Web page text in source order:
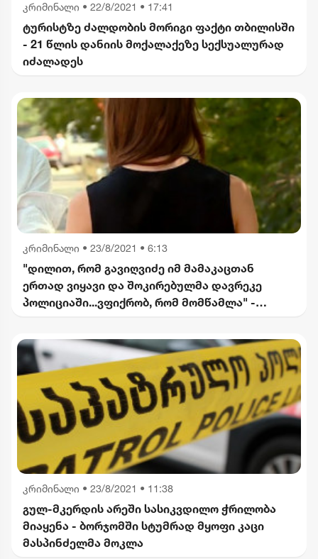
კრიმინალი • 22/8/2021 • 17:41
ტურისტზე ძალდობის მორიგი ფაქტი თბილისში
- 21 წლის დანიის მოქალაქეზე სექსუალურად
იძალადეს
კრიმინალი • 23/8/2021 • 6:13
"დილით, რომ გავიღვიძე იმ მამაკაცთან
ერთად ვიყავი და შოკირებულმა დავრეკე
პოლიციაში...ვფიქრობ, რომ მომწამლა" -
კრიმინალი • 23/8/2021 • 11:38
გულ-მკერდის არეში სასიკვდილო ჭრილობა
მიაყენა - ბორჯომში სტუმრად მყოფი კაცი
მასპინძელმა მოკლა